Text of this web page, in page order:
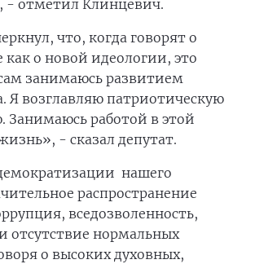
- отметил Клинцевич.
что, когда говорят о
о новой идеологии, это
занимаюсь развитием
Я возглавляю патриотическую
Занимаюсь работой в этой
- сказал депутат.
нашего
распространение
вседозволенность,
отсутствие нормальных
о высоких духовных,